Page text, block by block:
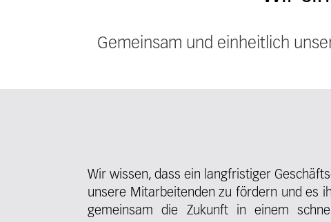
Gemeinsam und einheitlich
Wir wissen, dass ein langfristiger
unsere Mitarbeitenden zu fördern und es
gemeinsam die Zukunft in einem